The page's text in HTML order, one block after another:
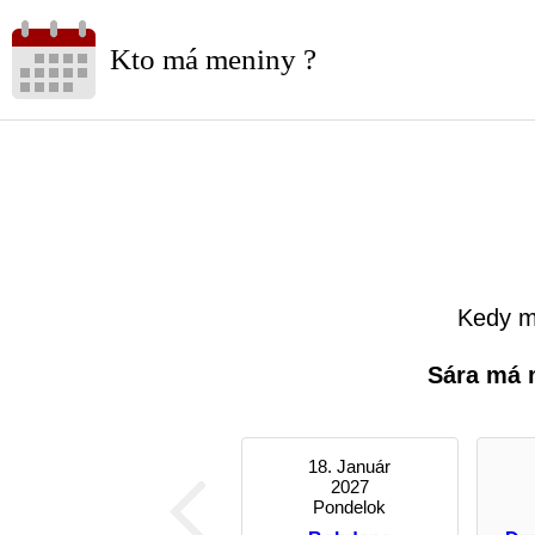
Kto má meniny ?
Kedy
Sára má
18. Január
2027
Pondelok